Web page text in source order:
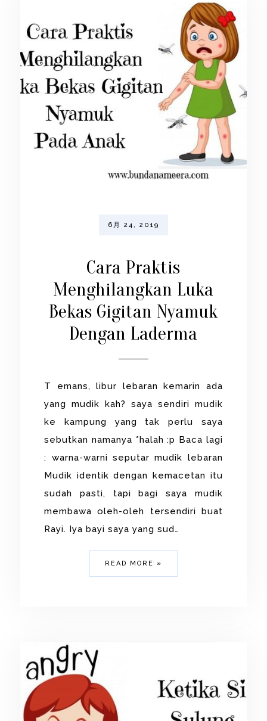
6月 24, 2019
Cara Praktis
Menghilangkan Luka
Bekas Gigitan Nyamuk
Dengan Laderma
T emans, libur lebaran kemarin ada
yang mudik kah? saya sendiri mudik
ke kampung yang tak perlu saya
sebutkan namanya *halah :p Baca lagi
: warna-warni seputar mudik lebaran
Mudik identik dengan kemacetan itu
sudah pasti, tapi bagi saya mudik
membawa oleh-oleh tersendiri buat
Rayi. Iya bayi saya yang sud…
READ MORE »